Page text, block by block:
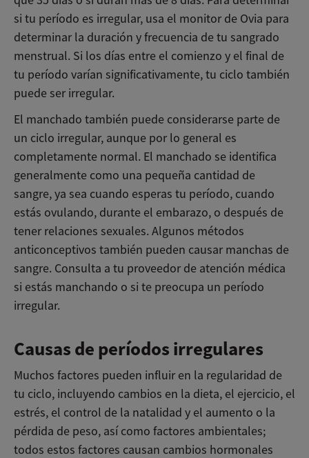
si tu período es irregular, usa el monitor de Ovia para
determinar la duración y frecuencia de tu sangrado
menstrual. Si los días entre el comienzo y el final de
tu período varían significativamente, tu ciclo también
puede ser irregular.
El manchado también puede considerarse parte de
un ciclo irregular, aunque por lo general es
completamente normal. El manchado se identifica
generalmente como una pequeña cantidad de
sangre, ya sea cuando esperas tu período, cuando
estás ovulando, durante el embarazo, o después de
tener relaciones sexuales. Algunos métodos
anticonceptivos también pueden causar manchas de
sangre. Consulta a tu proveedor de atención médica
si estás manchando o si te preocupa un período
irregular.
Causas de períodos irregulares
Muchos factores pueden influir en la regularidad de
tu ciclo, incluyendo cambios en la dieta, el ejercicio, el
estrés, el control de la natalidad y el aumento o la
pérdida de peso, así como factores ambientales;
todos estos factores causan cambios hormonales